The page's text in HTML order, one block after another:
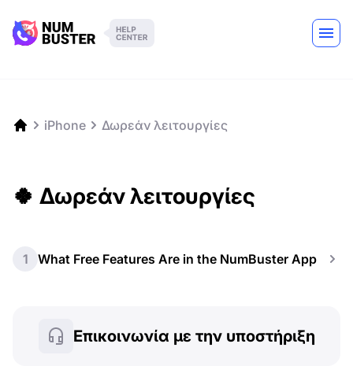
iPhone Δωρεάν λειτουργίες
🍀 Δωρεάν λειτουργίες
1 What Free Features Are in the NumBuster App
Επικοινωνία με την υποστήριξη